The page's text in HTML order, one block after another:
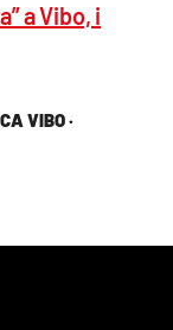
VIBO ·
a Vibo, i